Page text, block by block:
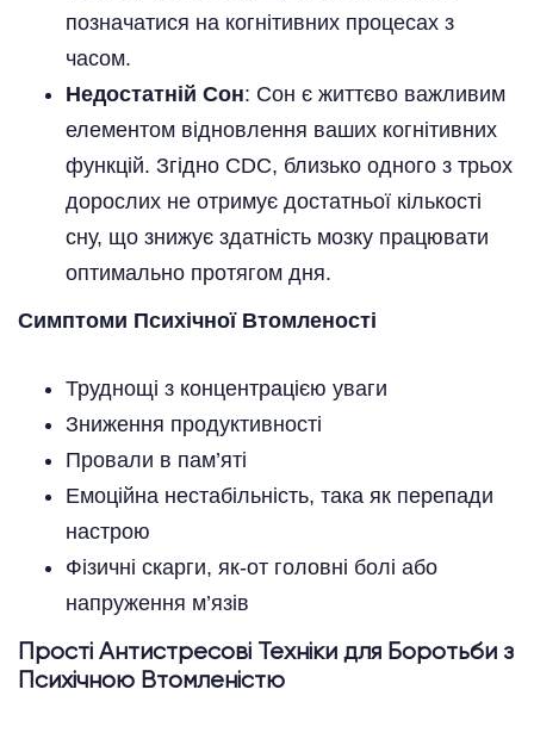
позначатися на когнітивних процесах з
часом.
Недостатній Сон: Сон є життєво важливим
елементом відновлення ваших когнітивних
функцій. Згідно CDC, близько одного з трьох
дорослих не отримує достатньої кількості
сну, що знижує здатність мозку працювати
оптимально протягом дня.
Симптоми Психічної Втомленості
Труднощі з концентрацією уваги
Зниження продуктивності
Провали в пам’яті
Емоційна нестабільність, така як перепади
настрою
Фізичні скарги, як-от головні болі або
напруження м’язів
Прості Антистресові Техніки для Боротьби з
Психічною Втомленістю